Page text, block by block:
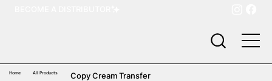
Home All Products Copy Cream Transfer